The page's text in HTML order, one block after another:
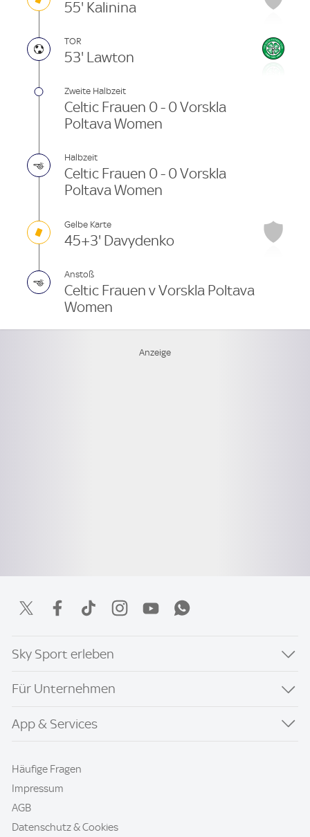
55' Kalinina
TOR
53' Lawton
Zweite Halbzeit
Celtic Frauen 0 - 0 Vorskla
Poltava Women
Halbzeit
Celtic Frauen 0 - 0 Vorskla
Poltava Women
Gelbe Karte
45+3' Davydenko
Anstoß
Celtic Frauen v Vorskla Poltava
Women
Sky Sport erleben
Für Unternehmen
App & Services
Häufige Fragen
Impressum
AGB
Datenschutz & Cookies